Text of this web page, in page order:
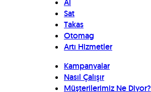
Al
Sat
Takas
Otomag
Artı Hizmetler
Kampanyalar
Nasıl Çalışır
Müşterilerimiz Ne Diyor?